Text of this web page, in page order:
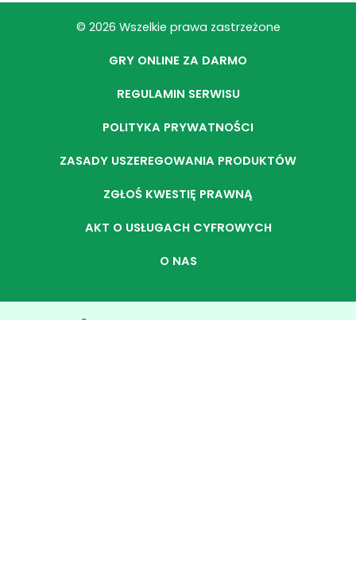
© 2026 Wszelkie prawa zastrzeżone
GRY ONLINE ZA DARMO
REGULAMIN SERWISU
POLITYKA PRYWATNOŚCI
ZASADY USZEREGOWANIA PRODUKTÓW
ZGŁOŚ KWESTIĘ PRAWNĄ
AKT O USŁUGACH CYFROWYCH
O NAS